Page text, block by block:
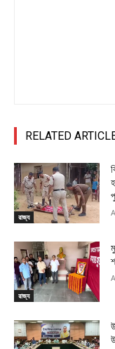
RELATED
রাজ্য
রাজ্য